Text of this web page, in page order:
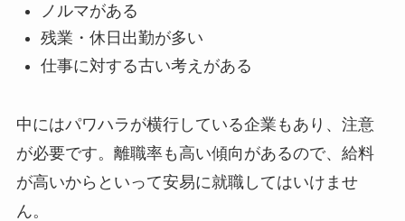
ノルマがある
残業・休日出勤が多い
仕事に対する古い考えがある
中にはパワハラが横行している企業もあり、注意
が必要です。離職率も高い傾向があるので、給料
が高いからといって安易に就職してはいけませ
ん。